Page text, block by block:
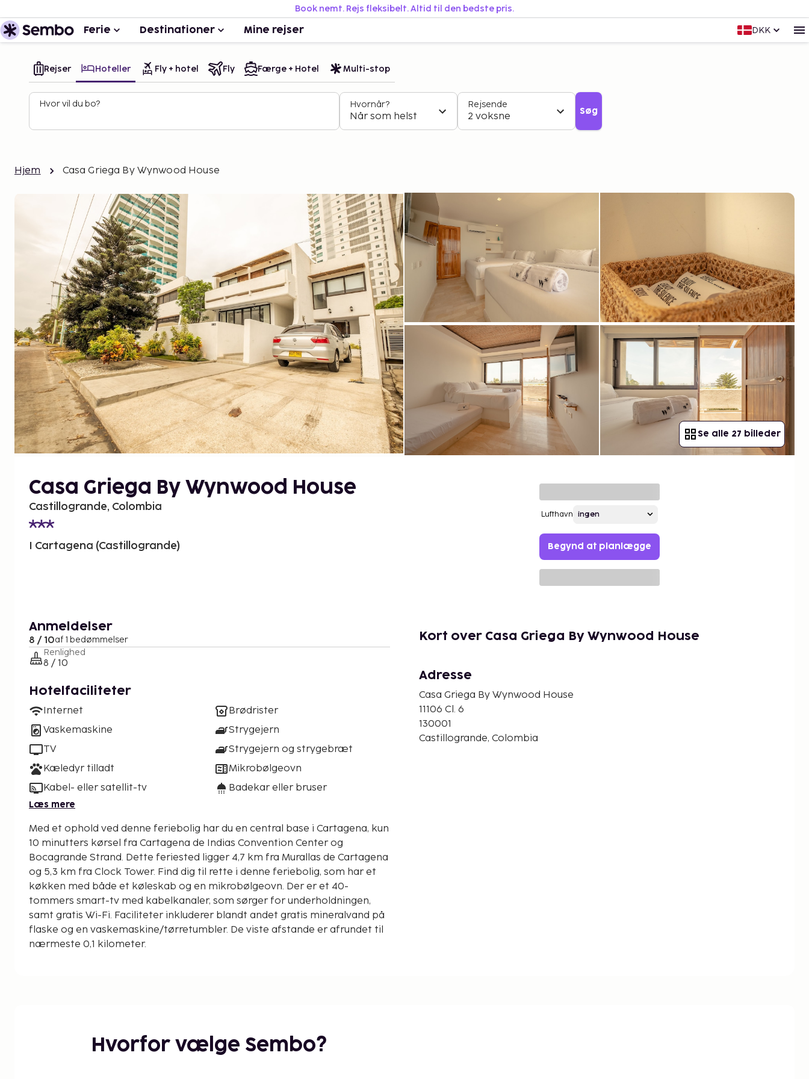
Book nemt. Rejs fleksibelt. Altid til den bedste pris.
Ferie Destinationer Mine rejser DKK
Rejser Hoteller Fly + hotel Fly Færge + Hotel Multi-stop
Hvor vil du bo? Hvornår?
Når som helst
Rejsende
2 voksne Søg
Hjem Casa Griega By Wynwood House
Se alle 27 billeder
Casa Griega By Wynwood House
Castillogrande, Colombia
I Cartagena (Castillogrande)
Lufthavn
Begynd at planlægge
Anmeldelser
8 / 10af 1 bedømmelser
Renlighed
8 / 10
Hotelfaciliteter
Internet
Vaskemaskine
TV
Kæledyr tilladt
Kabel- eller satellit-tv
Brødrister
Strygejern
Strygejern og strygebræt
Mikrobølgeovn
Badekar eller bruser
Læs mere
Med et ophold ved denne feriebolig har du en central base i Cartagena, kun
10 minutters kørsel fra Cartagena de Indias Convention Center og
Bocagrande Strand. Dette feriested ligger 4,7 km fra Murallas de Cartagena
og 5,3 km fra Clock Tower. Find dig til rette i denne feriebolig, som har et
køkken med både et køleskab og en mikrobølgeovn. Der er et 40-
tommers smart-tv med kabelkanaler, som sørger for underholdningen,
samt gratis Wi-Fi. Faciliteter inkluderer blandt andet gratis mineralvand på
flaske og en vaskemaskine/tørretumbler. De viste afstande er afrundet til
nærmeste 0,1 kilometer.
Plaza Bocagrande Shoppingcenter - 2,8 km
Malecón Bahía de las Ánimas - 3,3 km
Kort over Casa Griega By Wynwood House
Adresse
Casa Griega By Wynwood House
11106 Cl. 6
130001
Castillogrande, Colombia
Hvorfor vælge Sembo?